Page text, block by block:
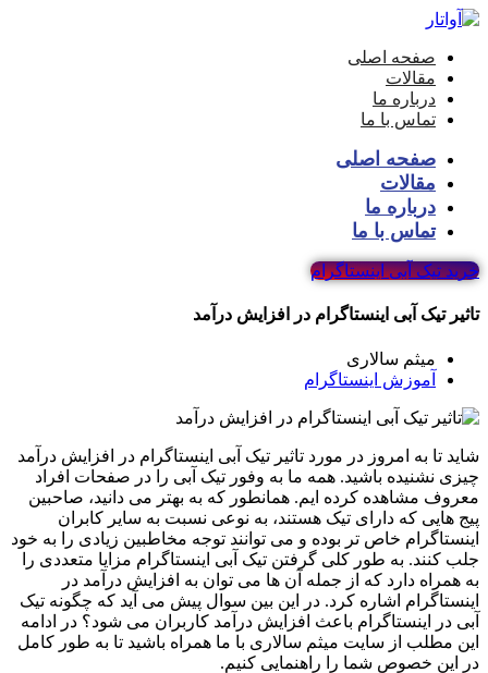
صفحه اصلی
مقالات
درباره ما
تماس با ما
صفحه اصلی
مقالات
درباره ما
تماس با ما
خرید تیک آبی اینستاگرام
تاثیر تیک آبی اینستاگرام در افزایش درآمد
میثم سالاری
آموزش اینستاگرام
شاید تا به امروز در مورد تاثیر تیک آبی اینستاگرام در افزایش درآمد
چیزی نشنیده باشید. همه ما به وفور تیک آبی را در صفحات افراد
معروف مشاهده کرده ایم. همانطور که به بهتر می دانید، صاحبین
پیج هایی که دارای تیک هستند، به نوعی نسبت به سایر کابران
اینستاگرام خاص تر بوده و می توانند توجه مخاطبین زیادی را به خود
جلب کنند. به طور کلی گرفتن تیک آبی اینستاگرام مزایا متعددی را
به همراه دارد که از جمله آن ها می توان به افزایش درآمد در
اینستاگرام اشاره کرد. در این بین سوال پیش می آید که چگونه تیک
آبی در اینستاگرام باعث افزایش درآمد کاربران می شود؟ در ادامه
این مطلب از سایت میثم سالاری با ما همراه باشید تا به طور کامل
در این خصوص شما را راهنمایی کنیم.